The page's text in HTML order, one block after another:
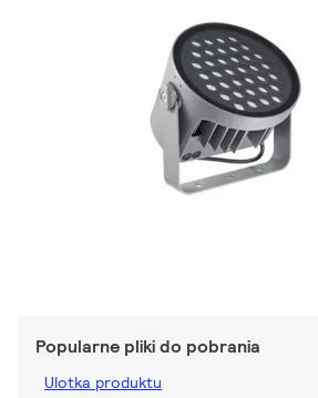
Popularne pliki do pobrania
Ulotka produktu